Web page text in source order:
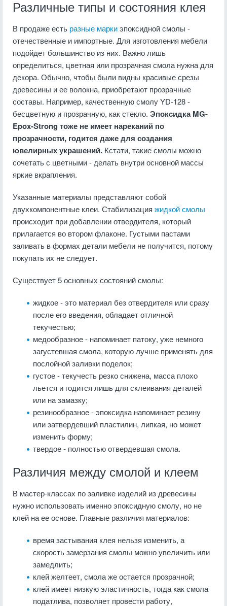
Различные типы и состояния клея
В продаже есть разные маркиэпоксидной смолы -
отечественные и импортные. Для изготовления мебели
подойдет большинство из них. Важно лишь
определиться, цветная или прозрачная смола нужна для
декора. Обычно, чтобы были видны красивые срезы
древесины и ее волокна, приобретают прозрачные
составы. Например, качественную смолу YD-128 -
бесцветную и прозрачную, как стекло. Эпоксидка MG-
Epox-Strong тоже не имеет нареканий по
прозрачности, годится даже для создания
ювелирных украшений. Кстати, такие смолы можно
сочетать с цветными - делать внутри основной массы
яркие вкрапления.
Указанные материалы представляют собой
двухкомпонентные клеи. Стабилизация жидкой смолы
происходит при добавлении отвердителя, который
прилагается во втором флаконе. Густыми пастами
заливать в формах детали мебели не получится, потому
покупать их не следует.
Существует 5 основных состояний смолы:
жидкое - это материал без отвердителя или сразу
после его введения, обладает отличной
текучестью;
медообразное - напоминает патоку, уже немного
загустевшая смола, которую лучше применять для
послойной заливки поделок;
густое - текучесть резко снижена, масса плохо
льется и годится лишь для склеивания деталей
или на замазку;
резинообразное - эпоксидка напоминает резину
или затвердевший пластилин, липкая, но может
изменить форму;
твердое - полностью отвердевшая смола.
Различия между смолой и клеем
В мастер-классах по заливке изделий из древесины
нужно использовать именно эпоксидную смолу, но не
клей на ее основе. Главные различия материалов:
время застывания клея нельзя изменить, а
скорость замерзания смолы можно увеличить или
замедлить;
клей желтеет, смола же остается прозрачной;
клей имеет низкую эластичность, тогда как смола
податлива, позволяет провести работу,